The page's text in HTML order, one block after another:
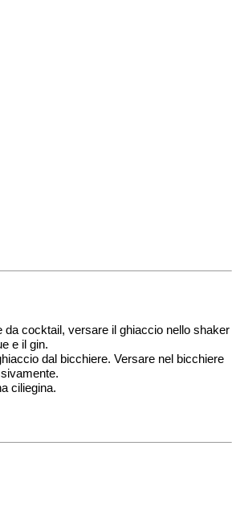
da cocktail, versare il ghiaccio nello shaker
e il gin.
dal bicchiere. Versare nel bicchiere
ciliegina.